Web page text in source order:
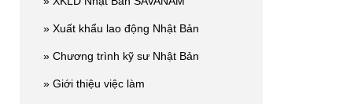
» Xuất khẩu lao động Nhật Bản
» Chương trình kỹ sư Nhật Bản
» Giới thiệu việc làm